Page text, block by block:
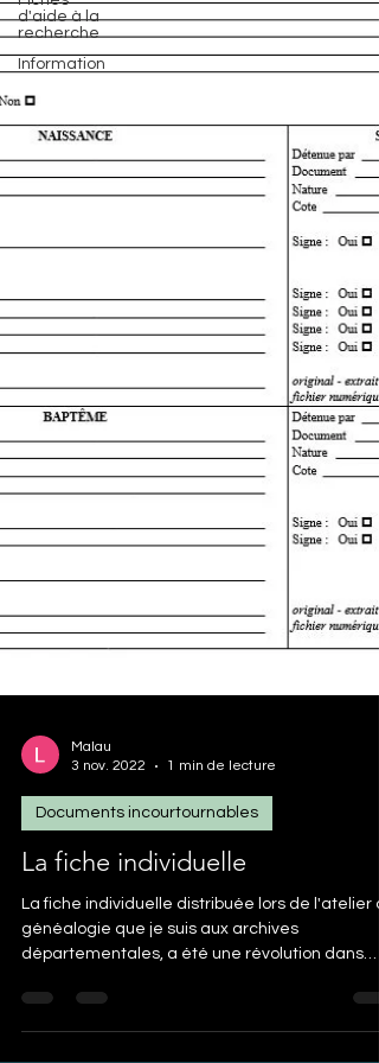
d'aide à la
recherche
Information
3 nov. 2022
1 min de lecture
Documents incourtournables
La fiche individuelle